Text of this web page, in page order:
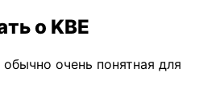
о KBE
очень понятная для